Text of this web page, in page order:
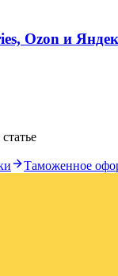
Ozon и
Таможенное